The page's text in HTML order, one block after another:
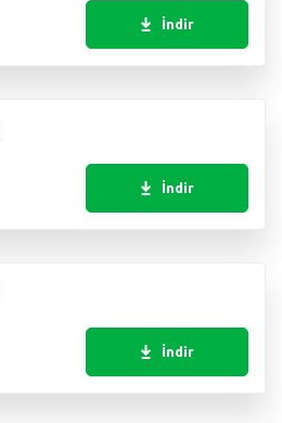
İndir
İndir
İndir